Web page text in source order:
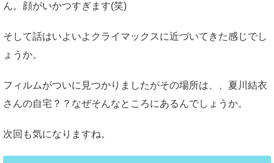
ん。顔がいかつすぎます(笑)
そして話はいよいよクライマックスに近づいてきた感じでし
ょうか。
フィルムがついに見つかりましたがその場所は、、夏川結衣
さんの自宅？？なぜそんなところにあるんでしょうか。
次回も気になりますね。